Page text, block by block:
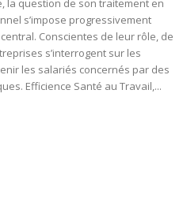
la question de son traitement en
s’impose progressivement
Conscientes de leur rôle, de
s’interrogent sur les
les salariés concernés par des
Efficience Santé au Travail,...